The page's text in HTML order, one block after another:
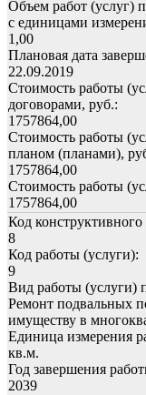
Объем работ (услуг)
с единицами
1,00
Плановая дата
22.09.2019
Стоимость работы
договорами, руб.:
1757864,00
Стоимость работы
планом (планами),
1757864,00
Стоимость работы
1757864,00
Код
8
Код работы (услуги):
9
Вид работы (услуги)
Ремонт подвальных
имуществу в
Единица измерения
кв.м.
Год завершения
2039